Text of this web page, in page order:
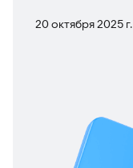
20 октября 2025 г.